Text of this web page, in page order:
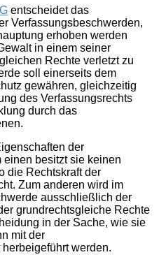
entscheidet das
Verfassungsbeschwerden,
erhoben werden
in einem seiner
Rechte verletzt zu
soll einerseits dem
gewähren, gleichzeitig
des Verfassungsrechts
durch das
der
einen besitzt sie keinen
die Rechtskraft der
Zum anderen wird im
ausschließlich der
grundrechtsgleiche Rechte
in der Sache, wie sie
mit der
werden.